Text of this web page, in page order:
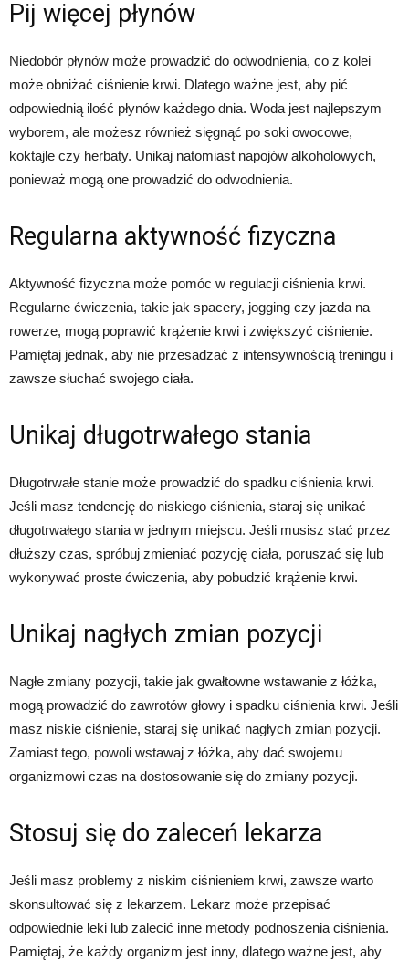
Pij więcej płynów
Niedobór płynów może prowadzić do odwodnienia, co z kolei
może obniżać ciśnienie krwi. Dlatego ważne jest, aby pić
odpowiednią ilość płynów każdego dnia. Woda jest najlepszym
wyborem, ale możesz również sięgnąć po soki owocowe,
koktajle czy herbaty. Unikaj natomiast napojów alkoholowych,
ponieważ mogą one prowadzić do odwodnienia.
Regularna aktywność fizyczna
Aktywność fizyczna może pomóc w regulacji ciśnienia krwi.
Regularne ćwiczenia, takie jak spacery, jogging czy jazda na
rowerze, mogą poprawić krążenie krwi i zwiększyć ciśnienie.
Pamiętaj jednak, aby nie przesadzać z intensywnością treningu i
zawsze słuchać swojego ciała.
Unikaj długotrwałego stania
Długotrwałe stanie może prowadzić do spadku ciśnienia krwi.
Jeśli masz tendencję do niskiego ciśnienia, staraj się unikać
długotrwałego stania w jednym miejscu. Jeśli musisz stać przez
dłuższy czas, spróbuj zmieniać pozycję ciała, poruszać się lub
wykonywać proste ćwiczenia, aby pobudzić krążenie krwi.
Unikaj nagłych zmian pozycji
Nagłe zmiany pozycji, takie jak gwałtowne wstawanie z łóżka,
mogą prowadzić do zawrotów głowy i spadku ciśnienia krwi. Jeśli
masz niskie ciśnienie, staraj się unikać nagłych zmian pozycji.
Zamiast tego, powoli wstawaj z łóżka, aby dać swojemu
organizmowi czas na dostosowanie się do zmiany pozycji.
Stosuj się do zaleceń lekarza
Jeśli masz problemy z niskim ciśnieniem krwi, zawsze warto
skonsultować się z lekarzem. Lekarz może przepisać
odpowiednie leki lub zalecić inne metody podnoszenia ciśnienia.
Pamiętaj, że każdy organizm jest inny, dlatego ważne jest, aby